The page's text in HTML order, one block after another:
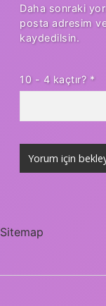
Daha sonraki
posta adresim
kaydedilsin.
10 - 4 kaçtır? *
Sitemap